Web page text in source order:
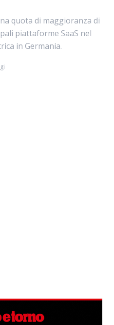
quota di maggioranza di
piattaforme SaaS nel
in Germania.